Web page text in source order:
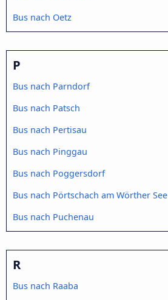
Bus nach Oetz
P
Bus nach Parndorf
Bus nach Patsch
Bus nach Pertisau
Bus nach Pinggau
Bus nach Poggersdorf
Bus nach Pörtschach am Wörther See
Bus nach Puchenau
R
Bus nach Raaba